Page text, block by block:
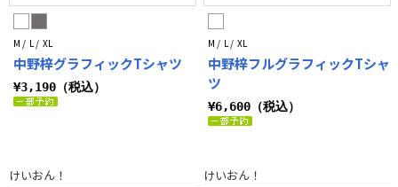
M / L / XL
中野梓グラフィックTシャツ
¥3,190（税込）
M / L / XL
中野梓フルグラフィックTシャ
ツ
¥6,600（税込）
けいおん！ けいおん！